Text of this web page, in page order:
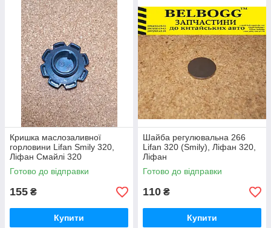
Кришка маслозаливної
горловини Lifan Smily 320,
Ліфан Смайлі 320
Готово до відправки
155 ₴
Купити
Шайба регулювальна 266
Lifan 320 (Smily), Ліфан 320,
Ліфан
Готово до відправки
110 ₴
Купити